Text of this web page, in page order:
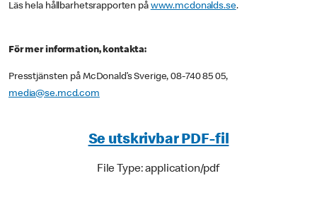
Läs hela hållbarhetsrapporten på www.mcdonalds.se.
För mer information, kontakta:
Presstjänsten på McDonald’s Sverige, 08-740 85 05,
media@se.mcd.com
Se utskrivbar PDF-fil
File Type: application/pdf